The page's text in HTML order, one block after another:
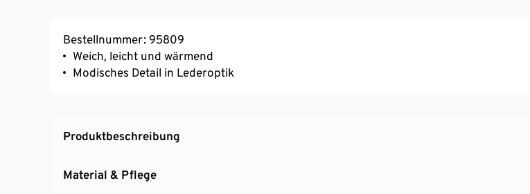
Bestellnummer: 95809
Weich, leicht und wärmend
Modisches Detail in Lederoptik
Produktbeschreibung
Material & Pflege